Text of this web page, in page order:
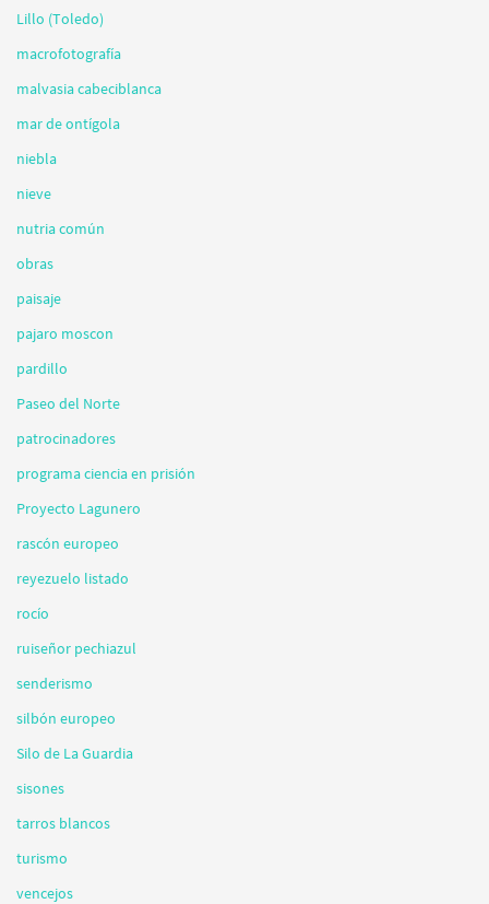
Lillo (Toledo)
macrofotografía
malvasia cabeciblanca
mar de ontígola
niebla
nieve
nutria común
obras
paisaje
pajaro moscon
pardillo
Paseo del Norte
patrocinadores
programa ciencia en prisión
Proyecto Lagunero
rascón europeo
reyezuelo listado
rocío
ruiseñor pechiazul
senderismo
silbón europeo
Silo de La Guardia
sisones
tarros blancos
turismo
vencejos